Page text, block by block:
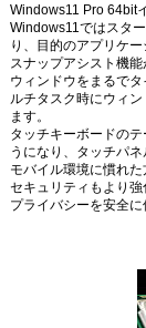
Windows11 Pro 64bit
Windows11ではスタ
り、目的のアプリケ
スナップアシスト機
ウィンドウをまるで
ルチタスク時にウィ
ます。
タッチキーボードの
うになり、タッチパ
モバイル環境に慣れた
セキュリティもより強
プライバシーを安全